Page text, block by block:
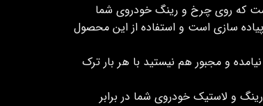
که روی چرخ و رینگ خودروی شما
سازی است و استفاده از این محصول
و مجبور هم نیستید با هر بار ترک
رینگ و لاستیک خودروی شما در برابر